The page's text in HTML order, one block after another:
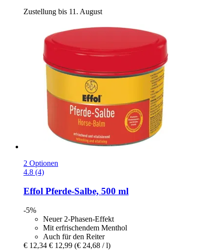
Zustellung bis 11. August
2 Optionen
4.8 (4)
Effol Pferde-​Salbe, 500 ml
-5%
Neuer 2-Phasen-Effekt
Mit erfrischendem Menthol
Auch für den Reiter
€ 12,34 € 12,99 (€ 24,68 / l)